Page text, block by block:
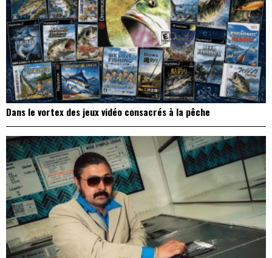
Dans le vortex des jeux vidéo consacrés à la pêche